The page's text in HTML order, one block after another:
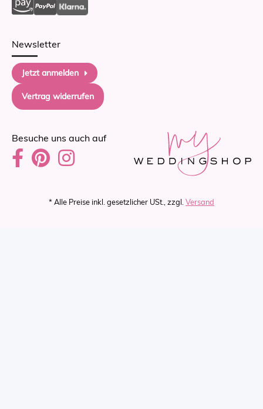
Newsletter
Jetzt anmelden
Vertrag widerrufen
Besuche uns auch auf
* Alle Preise inkl. gesetzlicher USt., zzgl. Versand